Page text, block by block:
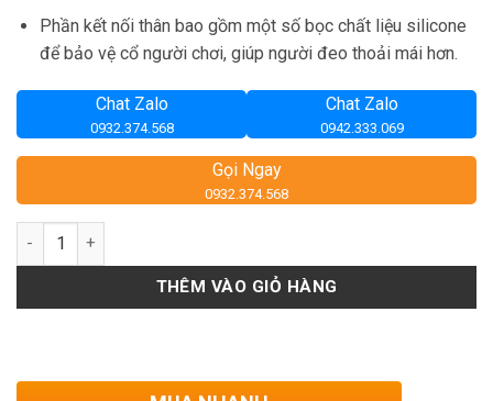
Phần kết nối thân bao gồm một số bọc chất liệu silicone
để bảo vệ cổ người chơi, giúp người đeo thoải mái hơn.
Chat Zalo
0932.374.568
Chat Zalo
0942.333.069
Gọi Ngay
0932.374.568
Số lượng
THÊM VÀO GIỎ HÀNG